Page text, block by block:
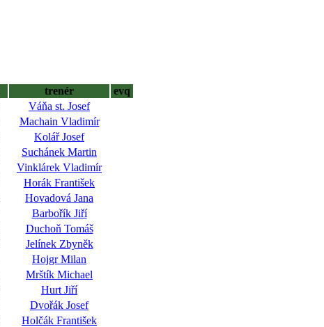
trenér
evq
Váňa st. Josef
Machain Vladimír
Kolář Josef
Suchánek Martin
Vinklárek Vladimír
Horák František
Hovadová Jana
Barbořík Jiří
Duchoň Tomáš
Jelínek Zbyněk
Hojgr Milan
Mrštík Michael
Hurt Jiří
Dvořák Josef
Holčák František